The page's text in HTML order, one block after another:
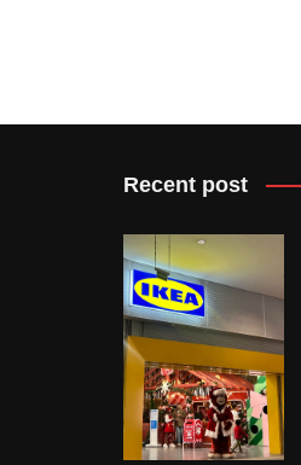
Recent post